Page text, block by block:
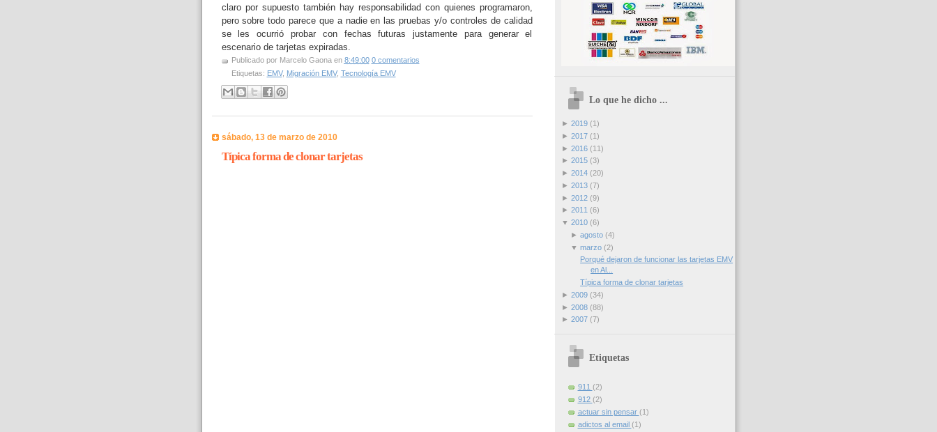
claro por supuesto también hay responsabilidad con quienes programaron,
pero sobre todo parece que a nadie en las pruebas y/o controles de calidad
se les ocurrió probar con fechas futuras justamente para generar el
escenario de tarjetas expiradas.
Publicado por Marcelo Gaona en 8:49:00 0 comentarios
Etiquetas: EMV, Migración EMV, Tecnología EMV
sábado, 13 de marzo de 2010
Típica forma de clonar tarjetas
Lo que he dicho ...
► 2019 (1)
► 2017 (1)
► 2016 (11)
► 2015 (3)
► 2014 (20)
► 2013 (7)
► 2012 (9)
► 2011 (6)
▼ 2010 (6)
► agosto (4)
▼ marzo (2)
Porqué dejaron de funcionar las tarjetas EMV
en Al...
Típica forma de clonar tarjetas
► 2009 (34)
► 2008 (88)
► 2007 (7)
Etiquetas
911 (2)
912 (2)
actuar sin pensar (1)
adictos al email (1)